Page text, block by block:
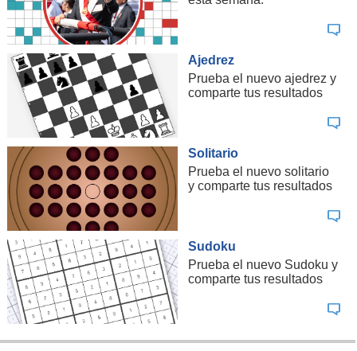
Ajedrez
Prueba el nuevo ajedrez y
comparte tus resultados
Solitario
Prueba el nuevo solitario
y comparte tus resultados
Sudoku
Prueba el nuevo Sudoku y
comparte tus resultados